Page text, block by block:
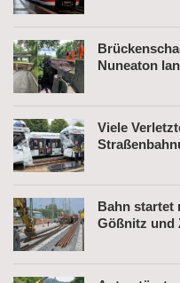
Nuneaton
Viele
Bahn startet
Gößnitz und